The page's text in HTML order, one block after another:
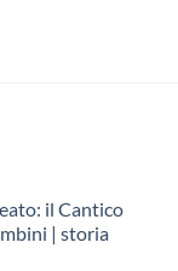
il Cantico
| storia